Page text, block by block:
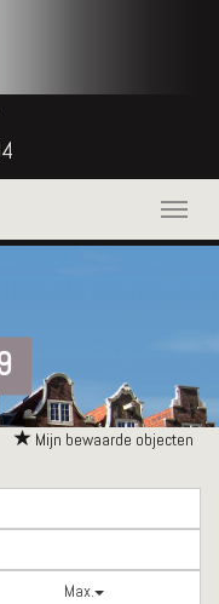
Mijn bewaarde objecten
Max.